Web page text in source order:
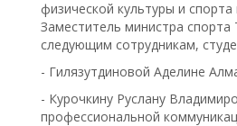
физической культуры и
Заместитель министра
следующим сотрудникам,
- Гилязутдиновой Аделине
- Курочкину Руслану
профессиональной